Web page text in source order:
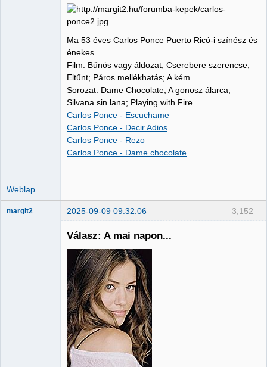
Ma 53 éves Carlos Ponce Puerto Ricó-i színész és
énekes.
Film: Bűnös vagy áldozat; Cserebere szerencse;
Eltűnt; Páros mellékhatás; A kém...
Sorozat: Dame Chocolate; A gonosz álarca;
Silvana sin lana; Playing with Fire...
Carlos Ponce - Escuchame
Carlos Ponce - Decir Adios
Carlos Ponce - Rezo
Carlos Ponce - Dame chocolate
Weblap
3,152
margit2 2025-09-09 09:32:06
Válasz: A mai napon...